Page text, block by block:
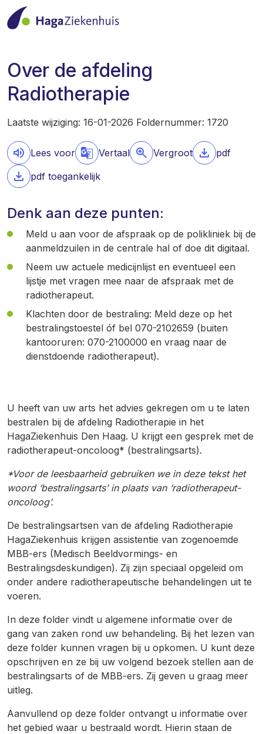
Over de afdeling
Radiotherapie
Laatste wijziging: 16-01-2026 Foldernummer: 1720
Lees voor Vertaal Vergroot
pdf
pdf toegankelijk
Denk aan deze punten:
Meld u aan voor de afspraak op de polikliniek bij de
aanmeldzuilen in de centrale hal of doe dit digitaal.
Neem uw actuele medicijnlijst en eventueel een
lijstje met vragen mee naar de afspraak met de
radiotherapeut.
Klachten door de bestraling: Meld deze op het
bestralingstoestel óf bel 070-2102659 (buiten
kantooruren: 070-2100000 en vraag naar de
dienstdoende radiotherapeut).
U heeft van uw arts het advies gekregen om u te laten
bestralen bij de afdeling Radiotherapie in het
HagaZiekenhuis Den Haag. U krijgt een gesprek met de
radiotherapeut-oncoloog* (bestralingsarts).
*Voor de leesbaarheid gebruiken we in deze tekst het
woord ‘bestralingsarts’ in plaats van ‘radiotherapeut-
oncoloog’.
De bestralingsartsen van de afdeling Radiotherapie
HagaZiekenhuis krijgen assistentie van zogenoemde
MBB-ers (Medisch Beeldvormings- en
Bestralingsdeskundigen). Zij zijn speciaal opgeleid om
onder andere radiotherapeutische behandelingen uit te
voeren.
In deze folder vindt u algemene informatie over de
gang van zaken rond uw behandeling. Bij het lezen van
deze folder kunnen vragen bij u opkomen. U kunt deze
opschrijven en ze bij uw volgend bezoek stellen aan de
bestralingsarts of de MBB-ers. Zij geven u graag meer
uitleg.
Aanvullend op deze folder ontvangt u informatie over
het gebied waar u bestraald wordt. Hierin staan de